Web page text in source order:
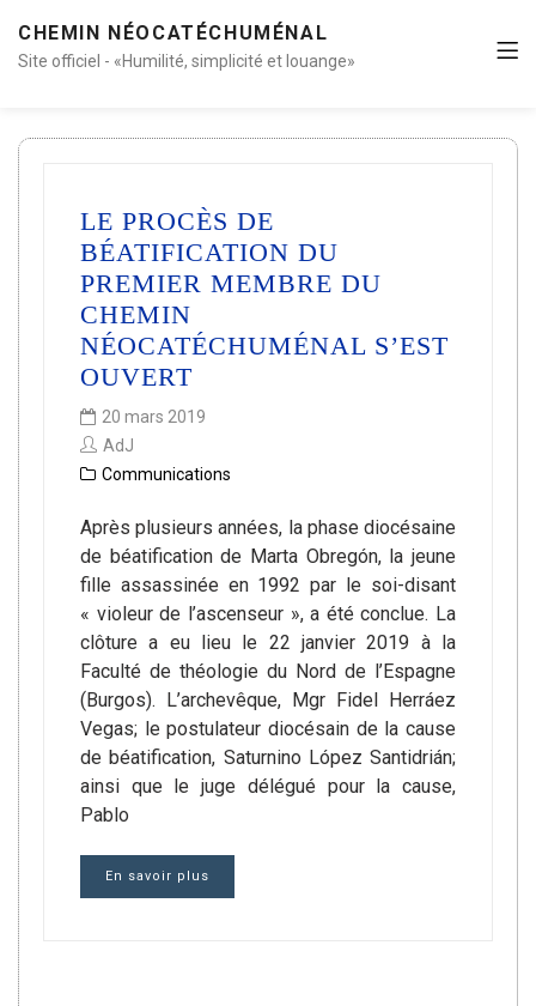
CHEMIN NÉOCATÉCHUMÉNAL
Site officiel - «Humilité, simplicité et louange»
LE PROCÈS DE
BÉATIFICATION DU
PREMIER MEMBRE DU
CHEMIN
NÉOCATÉCHUMÉNAL S’EST
OUVERT
20 mars 2019
AdJ
Communications
Après plusieurs années, la phase diocésaine
de béatification de Marta Obregón, la jeune
fille assassinée en 1992 par le soi-disant
« violeur de l’ascenseur », a été conclue. La
clôture a eu lieu le 22 janvier 2019 à la
Faculté de théologie du Nord de l’Espagne
(Burgos). L’archevêque, Mgr Fidel Herráez
Vegas; le postulateur diocésain de la cause
de béatification, Saturnino López Santidrián;
ainsi que le juge délégué pour la cause,
Pablo
En savoir plus